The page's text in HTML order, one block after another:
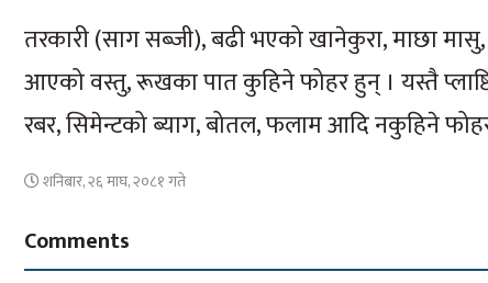
तरकारी (साग सब्जी), बढी भएको खानेकुरा, माछा
आएको वस्तु, रूखका पात कुहिने फोहर हुन् । यस्तै
रबर, सिमेन्टको ब्याग, बोतल, फलाम आदि नकुहिने
शनिबार, २६ माघ, २०८१ गते
Comments